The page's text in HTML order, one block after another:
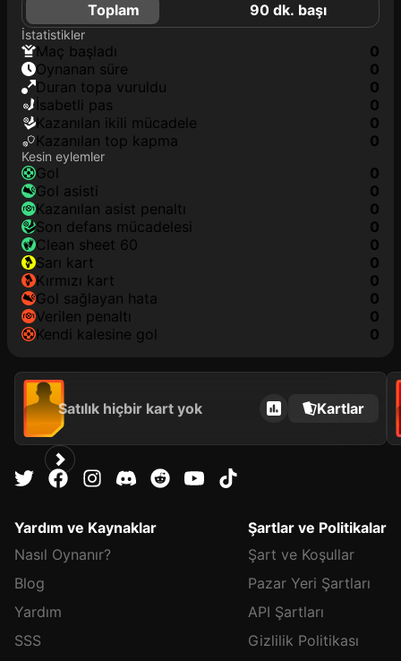
Toplam 90 dk. başı
İstatistikler
maç başladı
0
oynanan süre
0
duran topa vuruldu
0
isabetli pas
0
kazanılan ikili mücadele
0
kazanılan top kapma
0
Kesin eylemler
gol
0
gol asisti
0
kazanılan asist penaltı
0
son defans mücadelesi
0
clean sheet 60
0
sarı kart
0
kırmızı kart
0
gol sağlayan hata
0
verilen penaltı
0
kendi kalesine gol
0
Satılık hiçbir kart yok Kartlar
Yardım ve Kaynaklar
Nasıl Oynanır?
Blog
Yardım
SSS
Şartlar ve Politikalar
Şart ve Koşullar
Pazar Yeri Şartları
API Şartları
Gizlilik Politikası